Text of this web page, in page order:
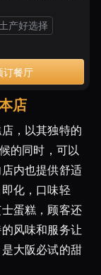
产好选择
订餐厅
店
，以其独特的
的同时，可以
内也提供舒适
化，口味轻
蛋糕，顾客还
风味和服务让
大阪必试的甜